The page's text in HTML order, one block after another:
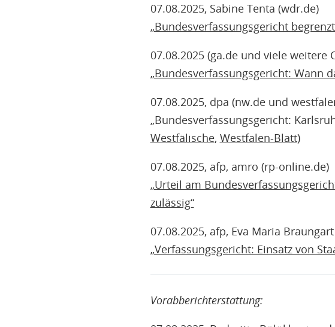
07.08.2025, Sabine Tenta (wdr.de)
„Bundesverfassungsgericht
07.08.2025 (ga.de und viele weitere
„Bundesverfassungsgericht: Wann
07.08.2025, dpa (nw.de und
„Bundesverfassungsgericht:
Westfälische, Westfalen-Blatt)
07.08.2025, afp, amro (rp-online.de)
„Urteil am
zulässig“
07.08.2025, afp, Eva Maria
„Verfassungsgericht: Einsatz von
Vorabberichterstattung: